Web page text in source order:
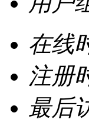
在线
注册
最后